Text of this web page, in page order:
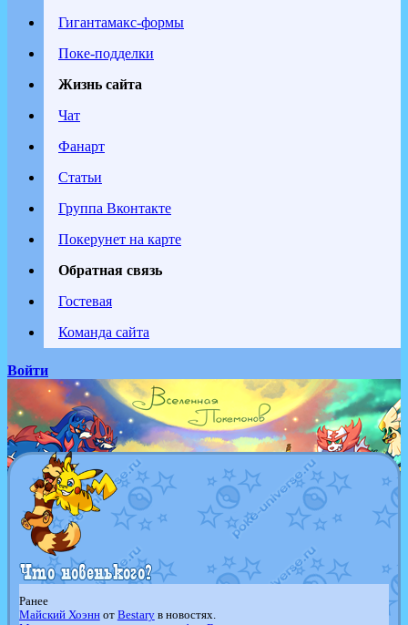
Гигантамакс-формы
Поке-подделки
Жизнь сайта
Чат
Фанарт
Статьи
Группа Вконтакте
Покерунет на карте
Обратная связь
Гостевая
Команда сайта
Войти
Ранее
Майский Хоэннот Bestaryв новостях.